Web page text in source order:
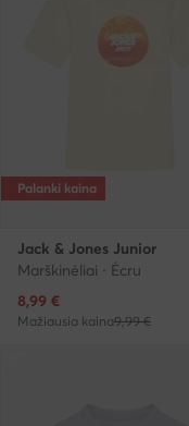
Palanki kaina
Jack & Jones Junior
Marškinėliai · Écru
Dabartinė kaina
8,99 €
Mažiausia kaina9,99 €